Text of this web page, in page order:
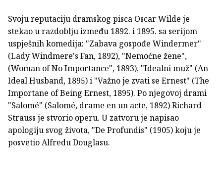
Svoju reputaciju dramskog pisca Oscar Wilde je
stekao u razdoblju između 1892. i 1895. sa serijom
uspješnih komedija: "Zabava gospođe Windermer"
(Lady Windmere's Fan, 1892), "Nemoćne žene",
(Woman of No Importance", 1893), "Idealni muž" (An
Ideal Husband, 1895) i "Važno je zvati se Ernest" (The
Importane of Being Ernest, 1895). Po njegovoj drami
"Salomé" (Salomé, drame en un acte, 1892) Richard
Strauss je stvorio operu. U zatvoru je napisao
apologiju svog života, "De Profundis" (1905) koju je
posvetio Alfredu Douglasu.